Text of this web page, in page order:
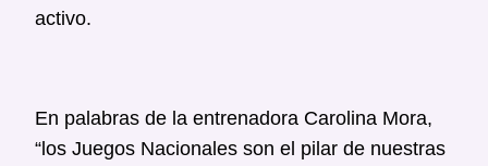
activo.
En palabras de la entrenadora Carolina Mora,
“los Juegos Nacionales son el pilar de nuestras